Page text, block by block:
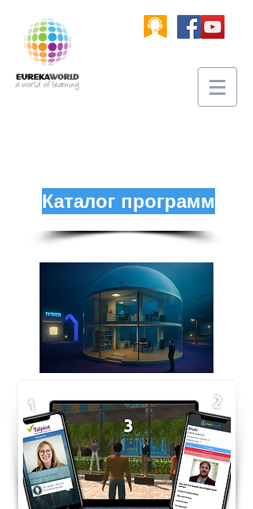
Каталог программ